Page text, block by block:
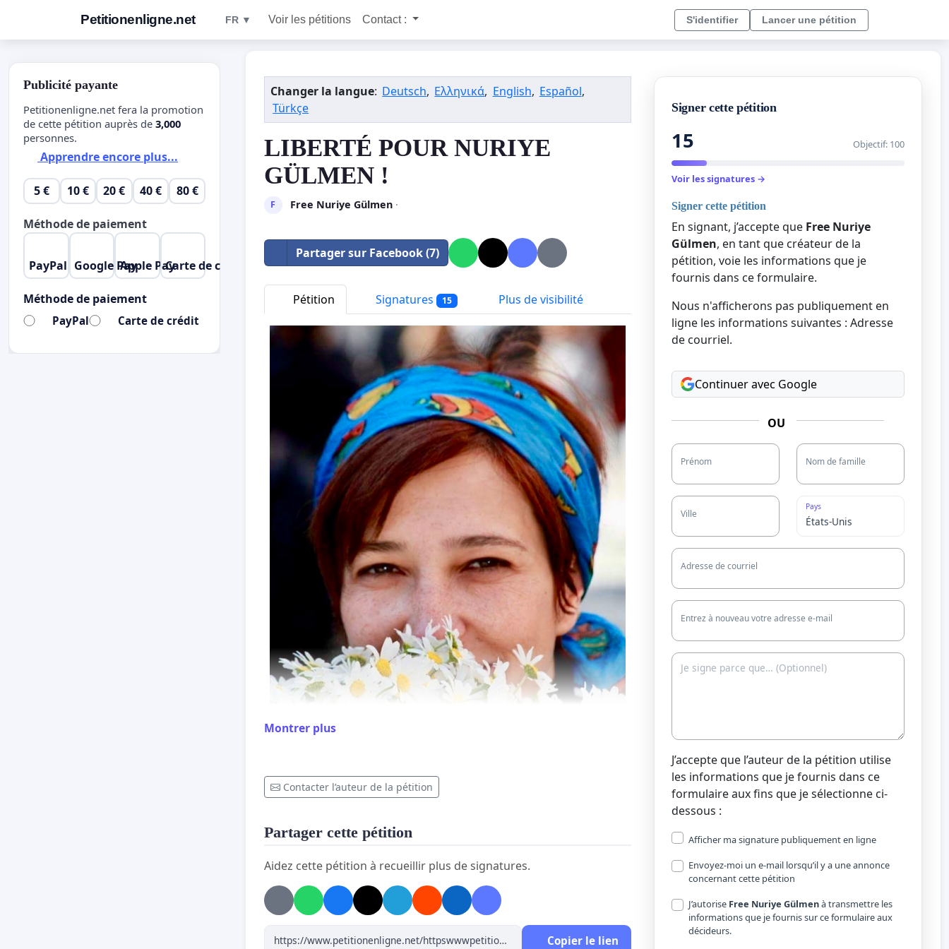
Petitionenligne.net FR ▼ Voir les pétitions Contact : S'identifier Lancer une pétition
Changer la langue: Deutsch, Ελληνικά, English, Español,
Türkçe
LIBERTÉ POUR NURIYE
GÜLMEN !
F Free Nuriye Gülmen·
Partager sur Facebook (7)
Pétition Signatures 15 Plus de visibilité
LIBERTÉ POUR NURIYE GÜLMEN !
Montrer plus
Contacter l’auteur de la pétition
Partager cette pétition
Aidez cette pétition à recueillir plus de signatures.
Copier le lien
Signer cette pétition
15 Objectif: 100
Voir les signatures →
Signer cette pétition
En signant, j’accepte que Free Nuriye
Gülmen, en tant que créateur de la
pétition, voie les informations que je
fournis dans ce formulaire.
Nous n'afficherons pas publiquement en
ligne les informations suivantes : Adresse
de courriel.
Continuer avec Google
OU
Prénom Nom de famille
Ville
Pays
Adresse de courriel
Entrez à nouveau votre adresse e-mail
J’accepte que l’auteur de la pétition utilise
les informations que je fournis dans ce
formulaire aux fins que je sélectionne ci-
dessous :
Afficher ma signature publiquement en ligne
Envoyez-moi un e-mail lorsqu’il y a une annonce
concernant cette pétition
J’autorise Free Nuriye Gülmenà transmettre les
informations que je fournis sur ce formulaire aux
décideurs.
Publicité payante
Petitionenligne.net fera la promotion
de cette pétition auprès de 3,000
personnes.
Apprendre encore plus...
5 € 10 € 20 € 40 € 80 €
Méthode de paiement
PayPal Google PayApple PayCarte de crédit
Méthode de paiement
PayPal Carte de crédit